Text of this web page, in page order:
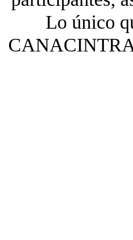
Lo único
CANACINTRA